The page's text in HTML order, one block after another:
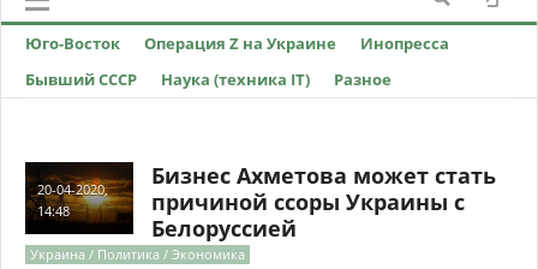
Юго-Восток Операция Z на Украине
Инопресса
Бывший СССР
Наука (техника IT) Разное
20-04-2020,
14:48
Бизнес Ахметова может стать
причиной ссоры Украины с
Белоруссией
Украина / Политика / Экономика